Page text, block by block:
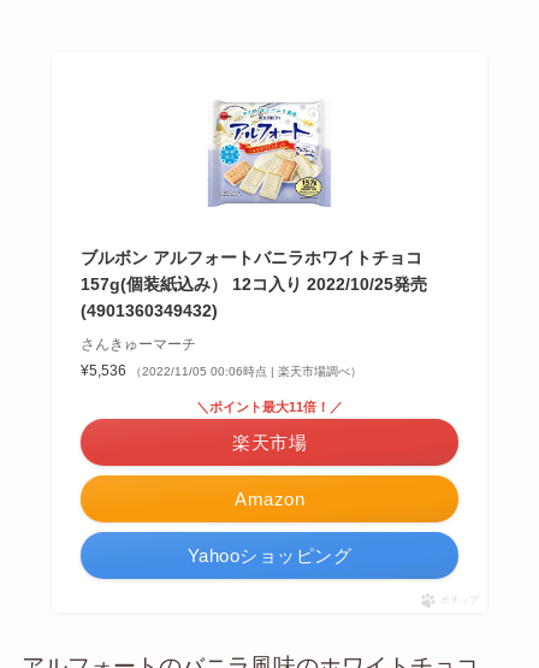
ブルボン アルフォートバニラホワイトチョコ
157g(個装紙込み） 12コ入り 2022/10/25発売
(4901360349432)
さんきゅーマーチ
¥5,536
（2022/11/05 00:06時点 | 楽天市場調べ）
Amazon
＼ポイント最大11倍！／
楽天市場
Yahooショッピング
ポチップ